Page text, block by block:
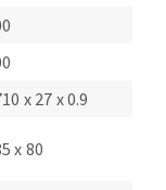
x 27 x 0.9
x 80